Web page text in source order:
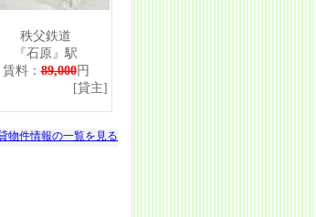
秩父鉄道
『石原』駅
賃料：89,000円
貸主]
物件情報の一覧を見る